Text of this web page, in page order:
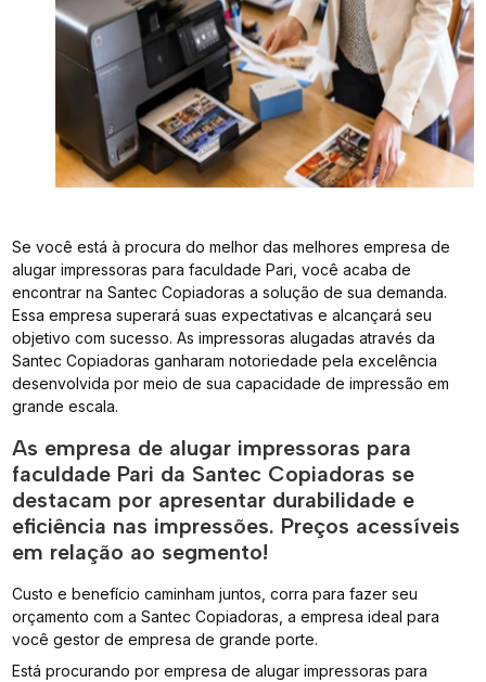
Se você está à procura do melhor das melhores empresa de
alugar impressoras para faculdade Pari, você acaba de
encontrar na Santec Copiadoras a solução de sua demanda.
Essa empresa superará suas expectativas e alcançará seu
objetivo com sucesso. As impressoras alugadas através da
Santec Copiadoras ganharam notoriedade pela excelência
desenvolvida por meio de sua capacidade de impressão em
grande escala.
As empresa de alugar impressoras para
faculdade Pari da Santec Copiadoras se
destacam por apresentar durabilidade e
eficiência nas impressões. Preços acessíveis
em relação ao segmento!
Custo e benefício caminham juntos, corra para fazer seu
orçamento com a Santec Copiadoras, a empresa ideal para
você gestor de empresa de grande porte.
Está procurando por empresa de alugar impressoras para